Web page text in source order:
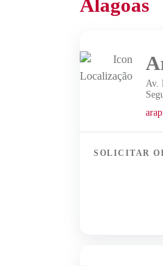
Alagoas
Av.
SOLICITAR